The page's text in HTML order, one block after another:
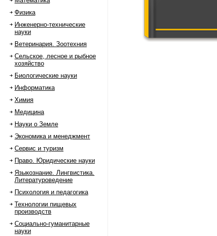
Физика
Инженерно-технические
науки
Ветеринария. Зоотехния
Сельское, лесное и рыбное
хозяйство
Биологические науки
Информатика
Химия
Медицина
Науки о Земле
Экономика и менеджмент
Сервис и туризм
Право. Юридические науки
Языкознание. Лингвистика.
Литературоведение
Психология и педагогика
Технологии пищевых
производств
Социально-гуманитарные
науки